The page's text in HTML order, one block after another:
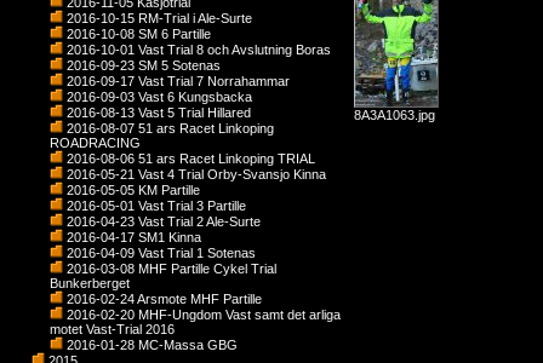
2016-10-15 RM-Trial i Ale-Surte
2016-10-08 SM 6 Partille
2016-10-01 Vast Trial 8 och Avslutning Boras
2016-09-23 SM 5 Sotenas
2016-09-17 Vast Trial 7 Norrahammar
2016-09-03 Vast 6 Kungsbacka
2016-08-13 Vast 5 Trial Hillared
2016-08-07 51 ars Racet Linkoping
ROADRACING
2016-08-06 51 ars Racet Linkoping TRIAL
2016-05-21 Vast 4 Trial Orby-Svansjo Kinna
2016-05-05 KM Partille
2016-05-01 Vast Trial 3 Partille
2016-04-23 Vast Trial 2 Ale-Surte
2016-04-17 SM1 Kinna
2016-04-09 Vast Trial 1 Sotenas
2016-03-08 MHF Partille Cykel Trial
Bunkerberget
2016-02-24 Arsmote MHF Partille
2016-02-20 MHF-Ungdom Vast samt det arliga
motet Vast-Trial 2016
2016-01-28 MC-Massa GBG
8A3A1063.jpg